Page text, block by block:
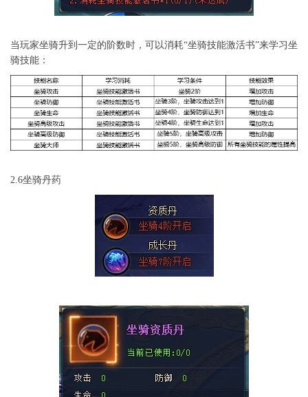
当玩家坐骑升到一定的阶数时，可以消耗“坐骑技能激活书”来学习坐
骑技能：
2.6坐骑丹药